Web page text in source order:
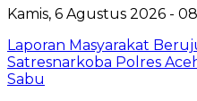
Kamis, 6 Agustus 2026 -
Laporan Masyarakat
Satresnarkoba Polres
Sabu